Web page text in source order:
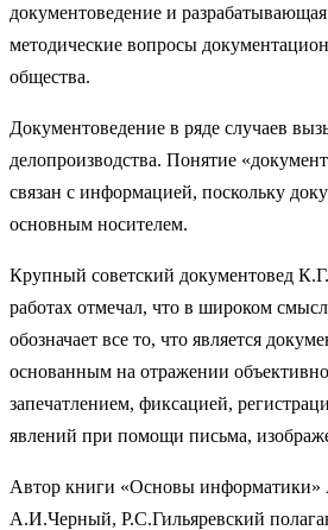
документоведение и
методические вопросы
общества.
Документоведение в ряде случаев
делопроизводства. Понятие
связан с информацией, поскольку
основным носителем.
Крупный советский документовед
работах отмечал, что в широком
обозначает все то, что является
основанным на отражении
запечатлением, фиксацией,
явлений при помощи письма,
Автор книги «Основы
А.И.Черный, Р.С.Гильяревский